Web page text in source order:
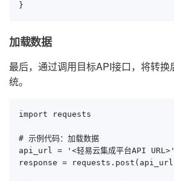
}
加载数据
最后，通过调用目标API接口，将转换
统。
import requests
# 示例代码：加载数据
api_url = '<轻易云集成平台API URL>'
response =